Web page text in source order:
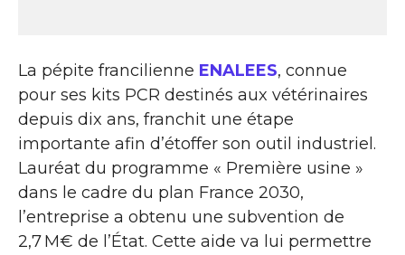
La pépite francilienne ENALEES, connue
pour ses kits PCR destinés aux vétérinaires
depuis dix ans, franchit une étape
importante afin d’étoffer son outil industriel.
Lauréat du programme « Première usine »
dans le cadre du plan France 2030,
l’entreprise a obtenu une subvention de
2,7 M€ de l’État. Cette aide va lui permettre